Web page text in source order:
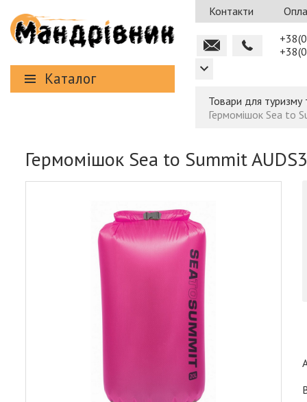
Каталог
Контакти
Товари для туризму
Гермомішок Sea to
Гермомішок Sea to Summit